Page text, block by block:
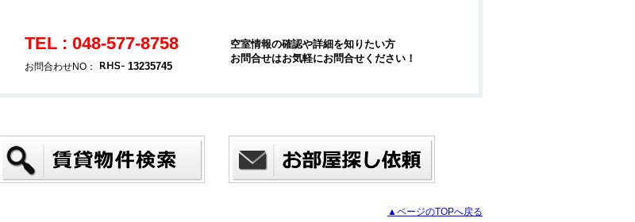
TEL : 048-577-8758
お問合わせNO： 13235745
空室情報の確認や詳細を知りたい方
お問合せはお気軽にお問合せください！
▲ページのTOPへ戻る